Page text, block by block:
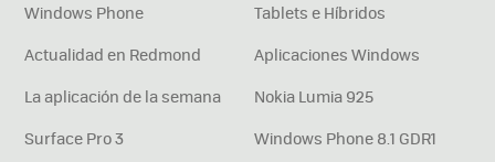
Windows Phone
Tablets e Híbridos
Actualidad en Redmond
Aplicaciones Windows
La aplicación de la semana
Nokia Lumia 925
Surface Pro 3
Windows Phone 8.1 GDR1